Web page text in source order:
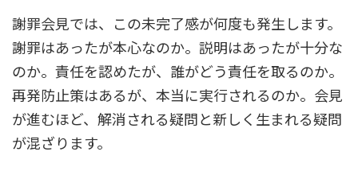
謝罪会見では、この未完了感が何度も発生します。
謝罪はあったが本心なのか。説明はあったが十分な
のか。責任を認めたが、誰がどう責任を取るのか。
再発防止策はあるが、本当に実行されるのか。会見
が進むほど、解消される疑問と新しく生まれる疑問
が混ざります。